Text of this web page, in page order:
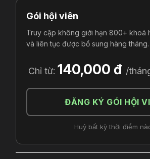
Gói hội viên
Truy cập không giới hạn 800+ khoá
và liên tục được bổ sung hàng tháng.
Chỉ từ: 140,000 đ /
ĐĂNG KÝ GÓI HỘI
Huỷ bất kỳ thời điểm